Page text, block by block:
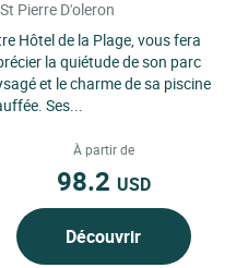
St Pierre D'oleron
Hôtel de la Plage, vous fera
la quiétude de son parc
et le charme de sa piscine
Ses...
À partir de
98.2 USD
Découvrir